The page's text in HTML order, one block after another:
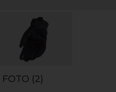
FOTO (2)